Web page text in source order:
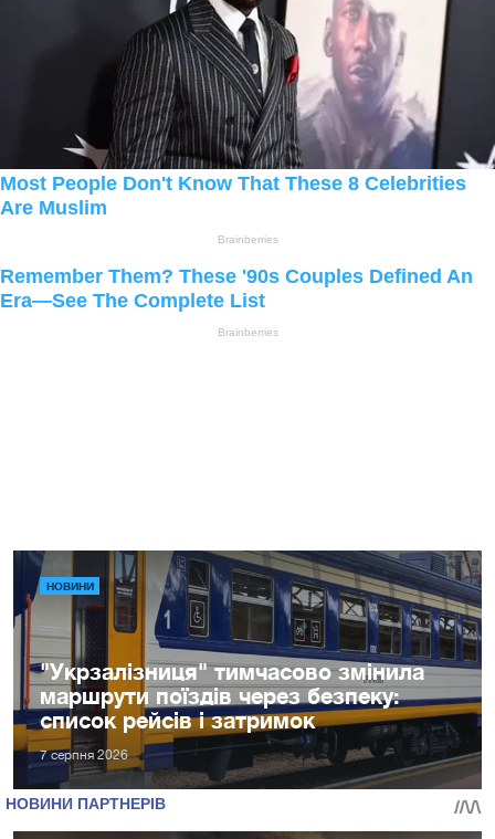
НОВИНИ
"Укрзалізниця" тимчасово змінила
маршрути поїздів через безпеку:
список рейсів і затримок
7 серпня 2026